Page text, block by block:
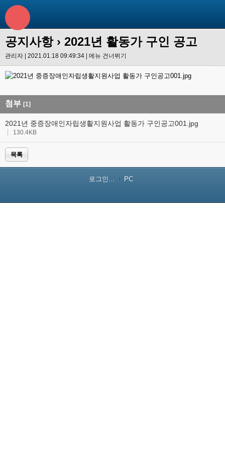
공지사항› 2021년 활동가 구인 공고
관리자 | 2021.01.18 09:49:34 | 메뉴 건너뛰기
첨부 [1]
2021년 중증장애인자립생활지원사업 활동가 구인공고001.jpg
130.4KB
목록
로그인... PC